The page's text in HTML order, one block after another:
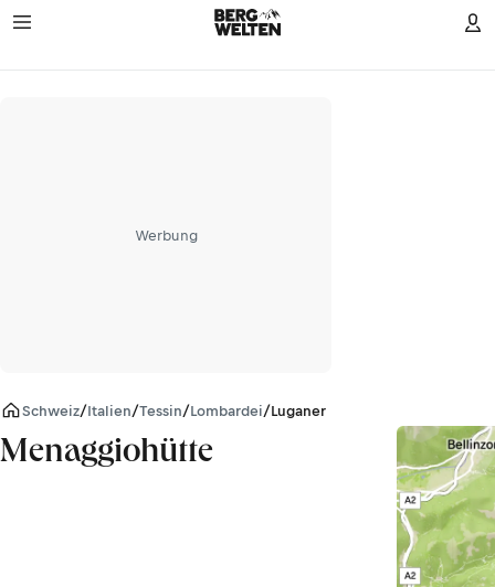
Werbung
Schweiz/Italien/Tessin/Lombardei/Luganer Alpen
Menaggiohütte